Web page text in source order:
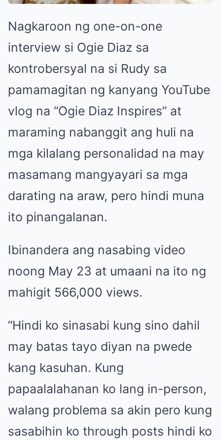
Nagkaroon ng one-on-one
interview si Ogie Diaz sa
kontrobersyal na si Rudy sa
pamamagitan ng kanyang YouTube
vlog na “Ogie Diaz Inspires” at
maraming nabanggit ang huli na
mga kilalang personalidad na may
masamang mangyayari sa mga
darating na araw, pero hindi muna
ito pinangalanan.
Ibinandera ang nasabing video
noong May 23 at umaani na ito ng
mahigit 566,000 views.
“Hindi ko sinasabi kung sino dahil
may batas tayo diyan na pwede
kang kasuhan. Kung
papaalalahanan ko lang in-person,
walang problema sa akin pero kung
sasabihin ko through posts hindi ko